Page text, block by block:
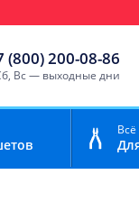
(800) 200-08-86
Вс — выходные дни
Всё